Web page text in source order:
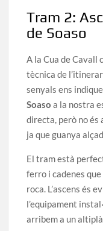
Tram 2:
de Soaso
A la Cua de Cavall
tècnica de
senyals ens
Soaso a la nostra
directa, però no és
ja que guanya
El tram està
ferro i cadenes
roca. L’ascens és
l’equipament
arribem a un